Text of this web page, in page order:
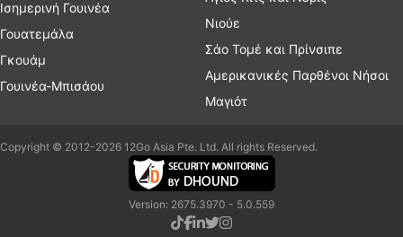
Ισημερινή Γουινέα
Γουατεμάλα
Γκουάμ
Γουινέα-Μπισάου
Νιούε
Σάο Τομέ και Πρίνσιπε
Αμερικανικές Παρθένοι Νήσοι
Μαγιότ
Copyright © 2012-2026 12Go Asia Pte. Ltd. All rights Reserved.
Version: 2675.3970 - 5.0.559